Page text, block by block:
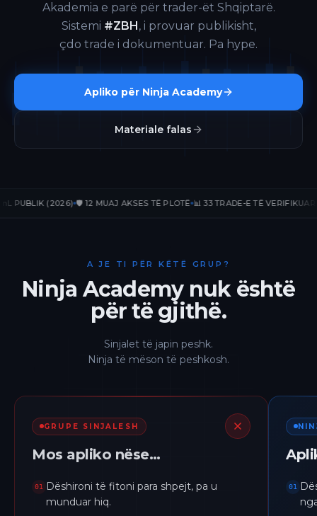
Akademia e parë për trader-ët Shqiptarë.
Sistemi #ZBH, i provuar publikisht,
çdo trade i dokumentuar. Pa hype.
Apliko për Ninja Academy
Materiale falas
(2026) 🛡️ 12 MUAJ AKSES TË PLOTË 📊 33 TRADE-E TË VERIFIKUARA 📈
A JE TI PËR KËTË GRUP?
Ninja Academy nuk është
për të gjithë.
Sinjalet të japin peshk.
Ninja të mëson të peshkosh.
GRUPE SINJALESH
Mos apliko nëse…
01
Dëshironi të fitoni para shpejt, pa u
munduar hiq.
01